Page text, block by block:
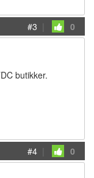
#3 | 0
butikker.
#4 | 0